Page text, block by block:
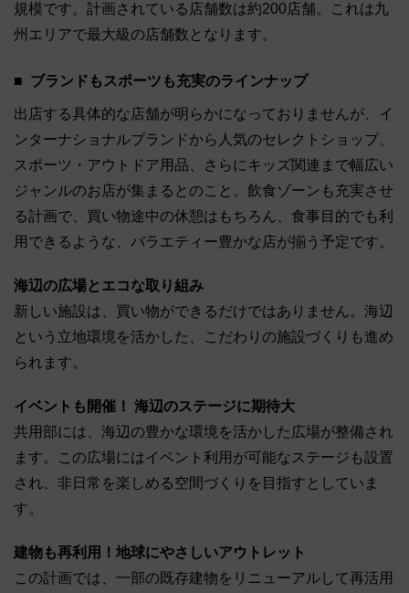
規模です。計画されている店舗数は約200店舗。これは九
州エリアで最大級の店舗数となります。
ブランドもスポーツも充実のラインナップ
出店する具体的な店舗が明らかになっておりませんが、イ
ンターナショナルブランドから人気のセレクトショップ、
スポーツ・アウトドア用品、さらにキッズ関連まで幅広い
ジャンルのお店が集まるとのこと。飲食ゾーンも充実させ
る計画で、買い物途中の休憩はもちろん、食事目的でも利
用できるような、バラエティー豊かな店が揃う予定です。
海辺の広場とエコな取り組み
新しい施設は、買い物ができるだけではありません。海辺
という立地環境を活かした、こだわりの施設づくりも進め
られます。
イベントも開催！ 海辺のステージに期待大
共用部には、海辺の豊かな環境を活かした広場が整備され
ます。この広場にはイベント利用が可能なステージも設置
され、非日常を楽しめる空間づくりを目指すとしていま
す。
建物も再利用！地球にやさしいアウトレット
この計画では、一部の既存建物をリニューアルして再活用